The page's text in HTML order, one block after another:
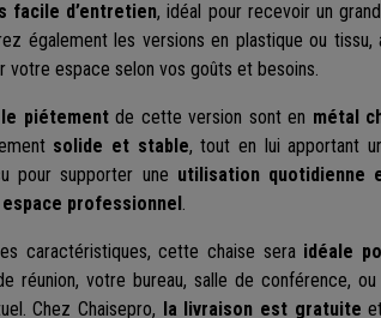
facile d’entretien, idéal pour recevoir un
également les versions en plastique ou
votre espace selon vos goûts et besoins.
piétementde cette version sont en métal
solide et stable, tout en lui apportant
pour supporter une utilisation quotidienne
espace professionnel.
caractéristiques, cette chaise sera idéale
réunion, votre bureau, salle de conférence,
Chez Chaisepro, la livraison est gratuite